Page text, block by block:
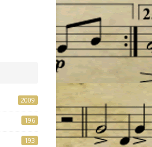
2009
196
193